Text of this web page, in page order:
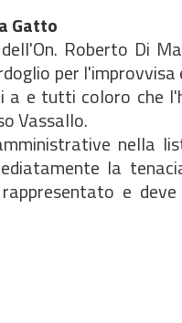
Gatto
Roberto Di
per
a e tutti coloro che
Vassallo.
nella
la
e